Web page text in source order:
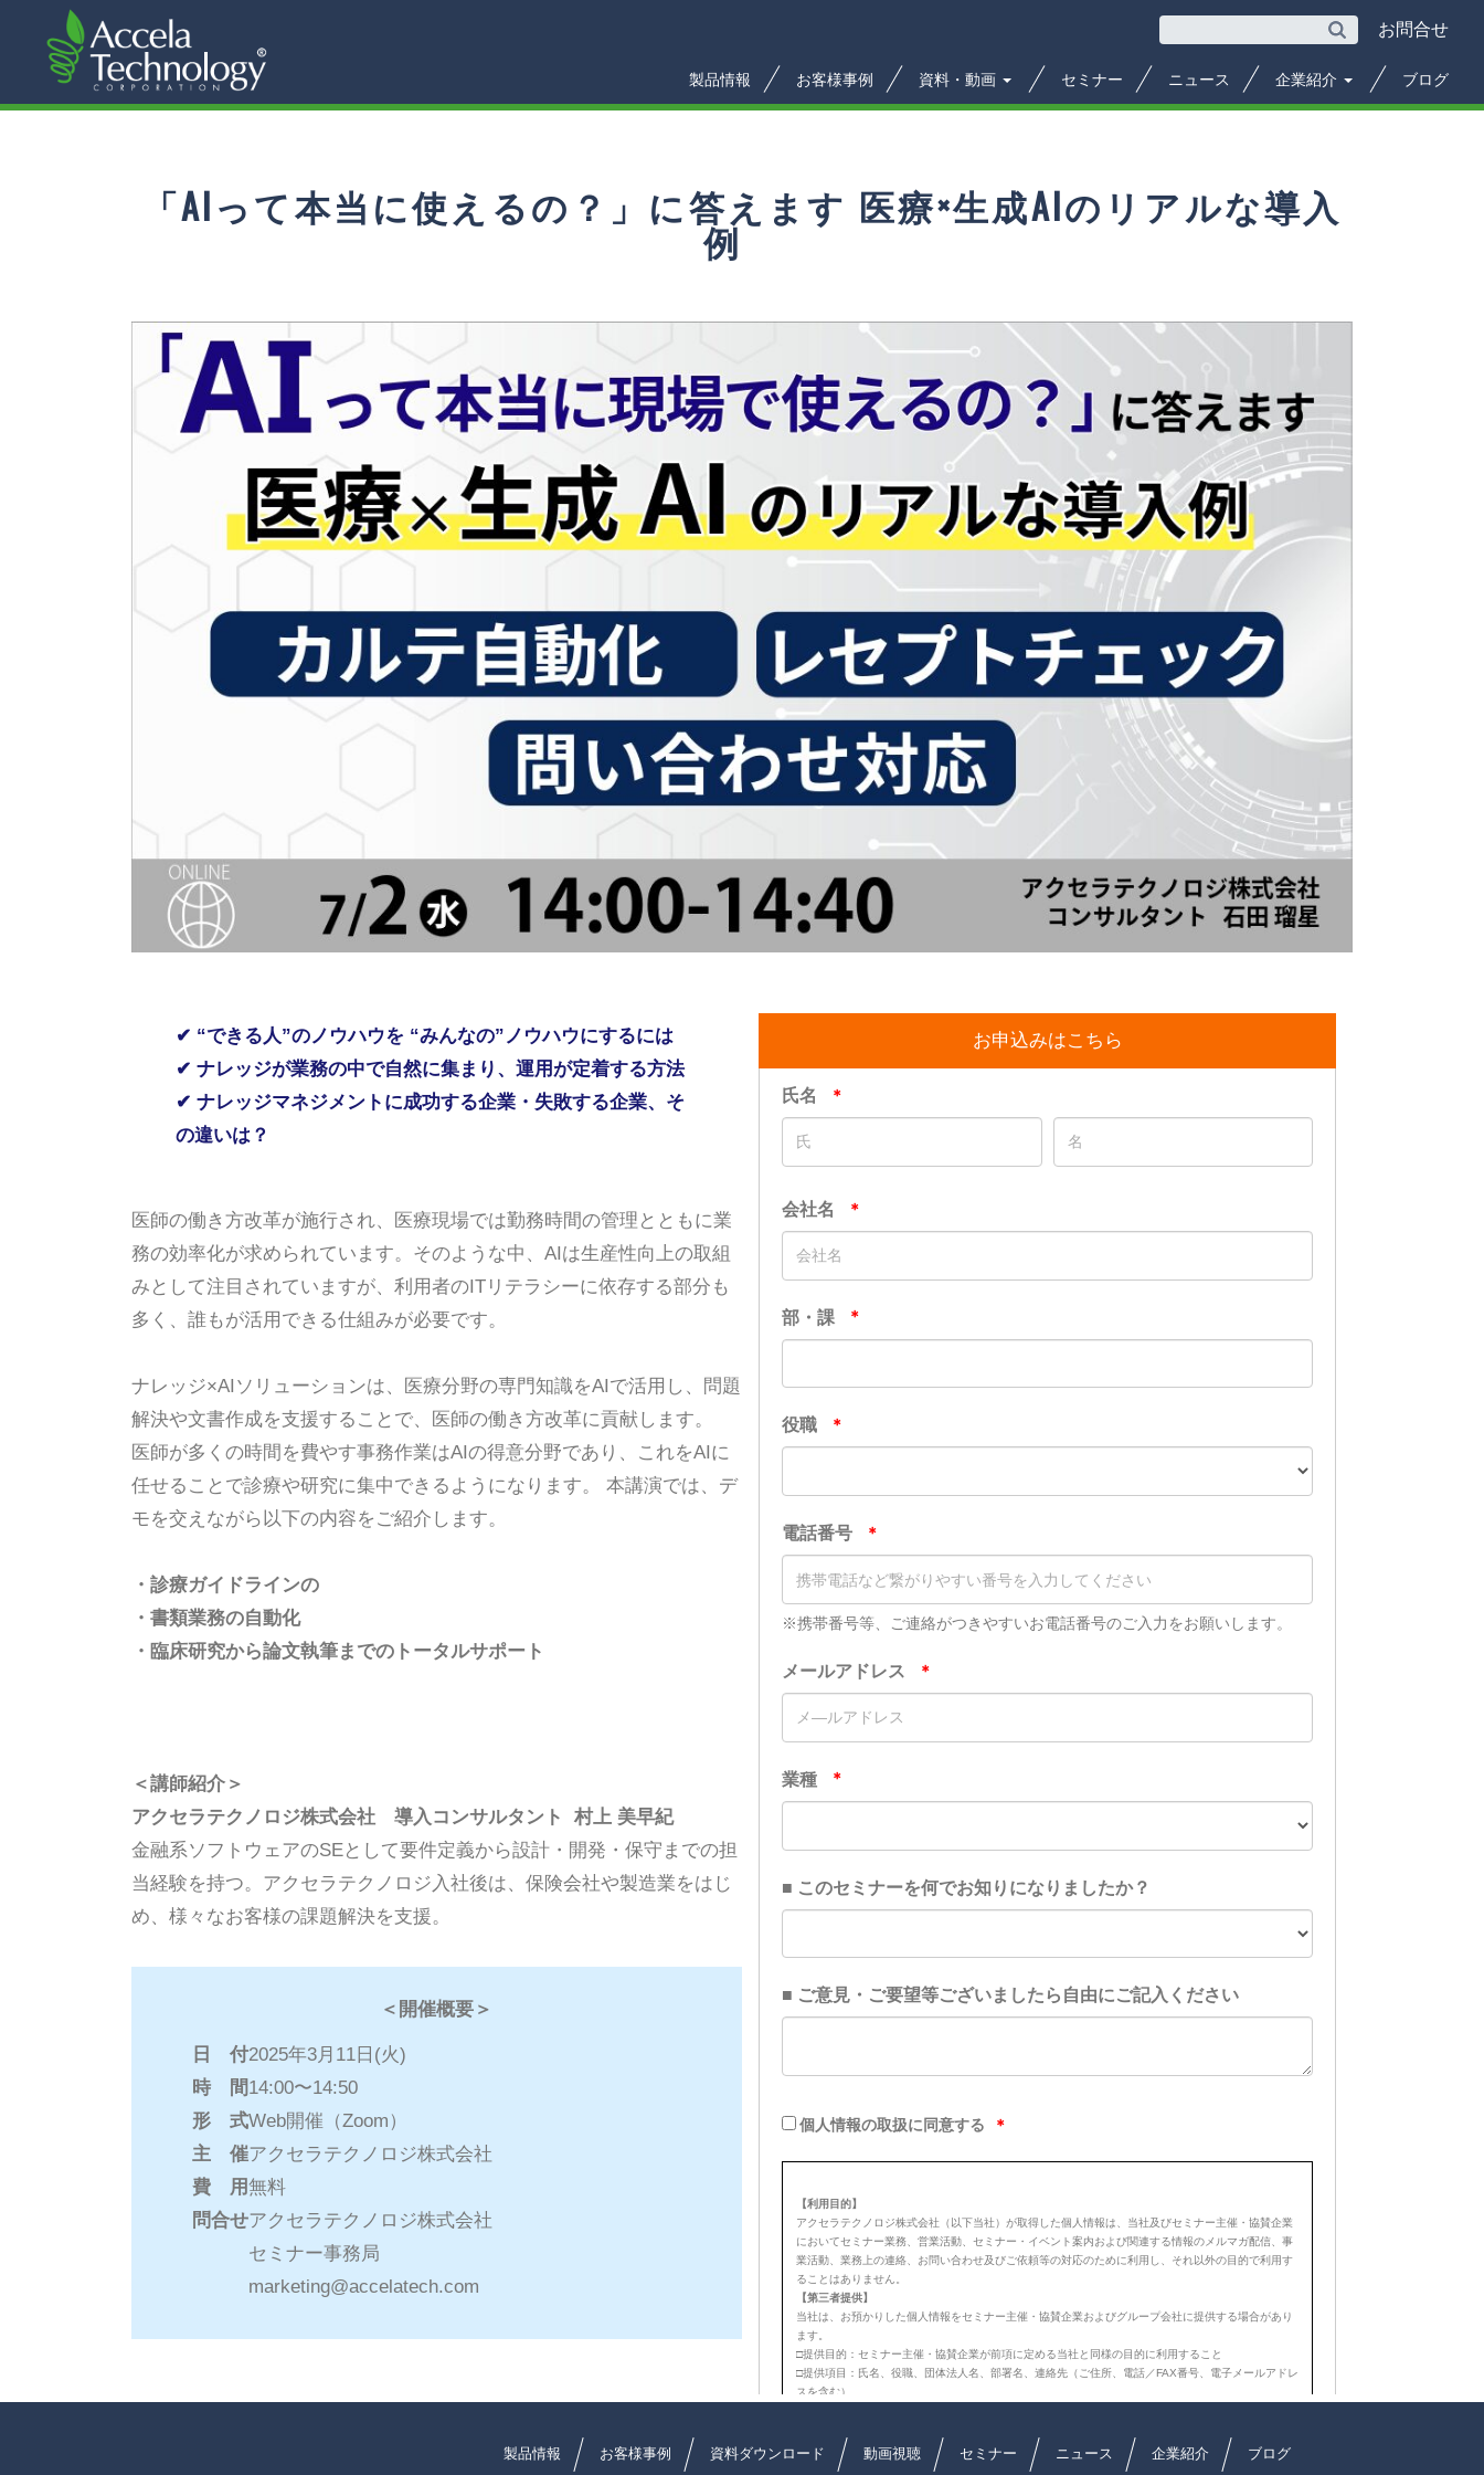
お問合せ
製品情報 お客様事例 資料・動画 セミナー ニュース 企業紹介 ブログ
「AIって本当に使えるの？」に答えます 医療×生成AIのリアルな導入
例
✔ “できる人”のノウハウを “みんなの”ノウハウにするには
✔ ナレッジが業務の中で自然に集まり、運用が定着する方法
✔ ナレッジマネジメントに成功する企業・失敗する企業、そ
の違いは？
医師の働き方改革が施行され、医療現場では勤務時間の管理とともに業
務の効率化が求められています。そのような中、AIは生産性向上の取組
みとして注目されていますが、利用者のITリテラシーに依存する部分も
多く、誰もが活用できる仕組みが必要です。
ナレッジ×AIソリューションは、医療分野の専門知識をAIで活用し、問題
解決や文書作成を支援することで、医師の働き方改革に貢献します。
医師が多くの時間を費やす事務作業はAIの得意分野であり、これをAIに
任せることで診療や研究に集中できるようになります。 本講演では、デ
モを交えながら以下の内容をご紹介します。
・診療ガイドラインの
・書類業務の自動化
・臨床研究から論文執筆までのトータルサポート
＜講師紹介＞
アクセラテクノロジ株式会社 導入コンサルタント
村上 美早紀
金融系ソフトウェアのSEとして要件定義から設計・開発・保守までの担
当経験を持つ。アクセラテクノロジ入社後は、保険会社や製造業をはじ
め、様々なお客様の課題解決を支援。
＜開催概要＞
日 付2025年3月11日(火)
時 間14:00〜14:50
形 式Web開催（Zoom）
主 催アクセラテクノロジ株式会社
費 用無料
問合せアクセラテクノロジ株式会社
セミナー事務局
marketing@accelatech.com
お申込みはこちら
製品情報 お客様事例 資料ダウンロード 動画視聴 セミナー ニュース 企業紹介 ブログ